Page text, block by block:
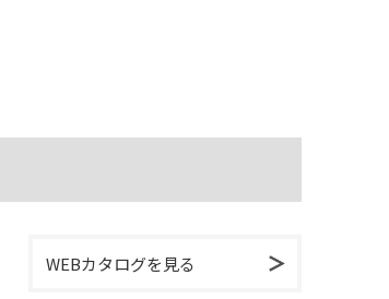
WEBカタログを見る